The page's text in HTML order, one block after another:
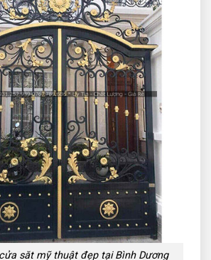
săt mỹ thuật đẹp tại Bình Dương